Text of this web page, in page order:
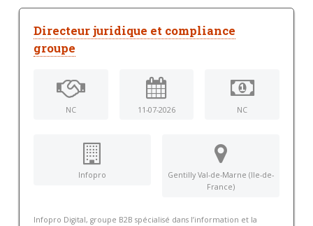
Directeur juridique et compliance
groupe
NC 11-07-2026 NC
Infopro
Gentilly Val-de-Marne (Ile-de-
France)
Infopro Digital, groupe B2B spécialisé dans l’information et la